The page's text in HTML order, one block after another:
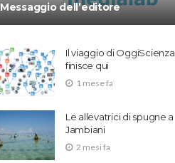
Messaggio dell’editore
Il viaggio di OggiScienza
finisce qui
1 mese fa
Le allevatrici di spugne a
Jambiani
2 mesi fa